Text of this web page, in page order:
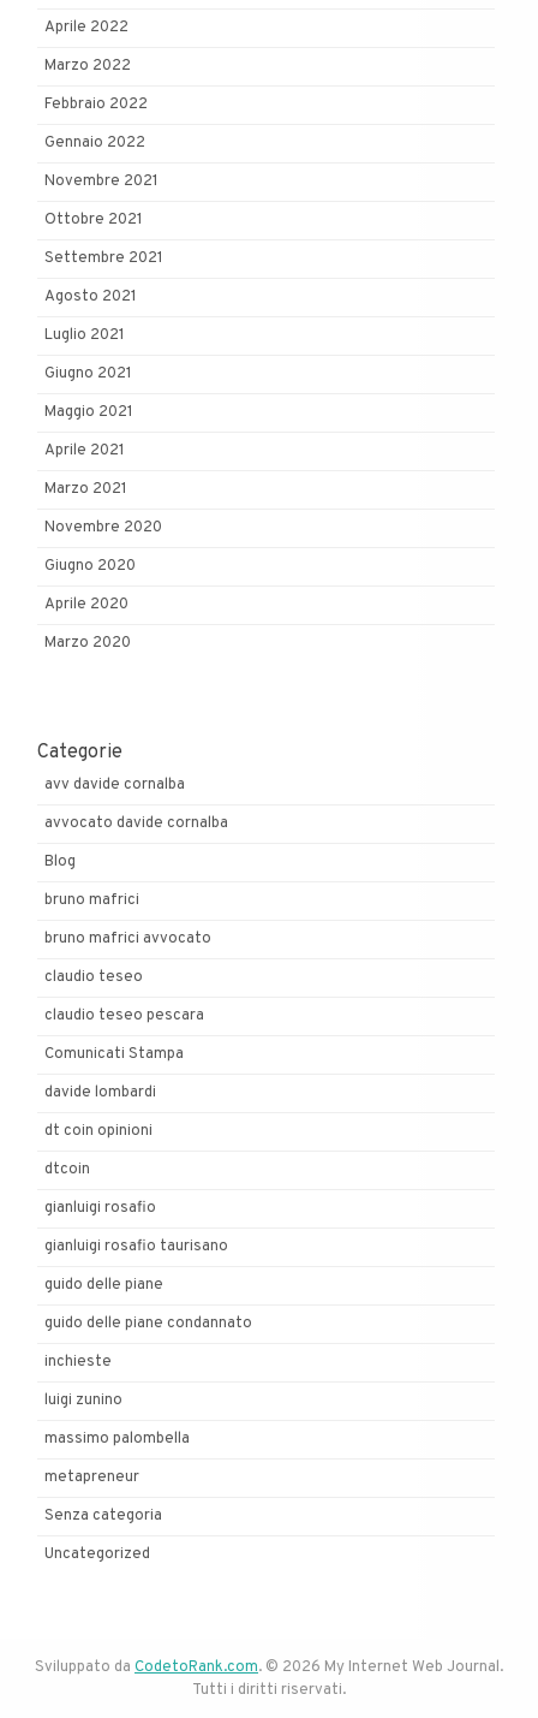
Aprile 2022
Marzo 2022
Febbraio 2022
Gennaio 2022
Novembre 2021
Ottobre 2021
Settembre 2021
Agosto 2021
Luglio 2021
Giugno 2021
Maggio 2021
Aprile 2021
Marzo 2021
Novembre 2020
Giugno 2020
Aprile 2020
Marzo 2020
Categorie
avv davide cornalba
avvocato davide cornalba
Blog
bruno mafrici
bruno mafrici avvocato
claudio teseo
claudio teseo pescara
Comunicati Stampa
davide lombardi
dt coin opinioni
dtcoin
gianluigi rosafio
gianluigi rosafio taurisano
guido delle piane
guido delle piane condannato
inchieste
luigi zunino
massimo palombella
metapreneur
Senza categoria
Uncategorized
Sviluppato da CodetoRank.com. © 2026 My Internet Web Journal.
Tutti i diritti riservati.